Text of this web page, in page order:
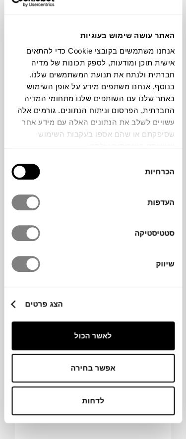
האתר עושה שימוש בעוגיות
אנחנו משתמשים בקובצי Cookie כדי להתאים
אישית תוכן ומודעות, לספק תכונות של מדיה
חברתית ולנתח את תנועת המשתמשים שלנו.
בנוסף, אנחנו משתפים מידע על אופן השימוש
באתר שלנו עם השותפים שלנו מתחומי המדיה
החברתית, הפרסום וניתוח הנתונים. גורמים אלה
עשויים לשלב את הנתונים האלה עם מידע אחר
שסיפקתם או שהם אספו בעקבות השימוש
הסכמה
הכרחיות
העדפות
סטטיסטיקה
שיווק
הצג פרטים
לאשר הכול
אפשר בחירה
לדחות
₪34
11+
C
O
M
IN
G
S
O
O
N סל BASKET S
NEW
HAY